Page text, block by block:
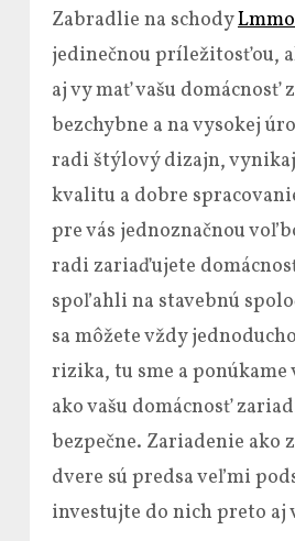
Zabradlie na schody
jedinečnou príležitosťou,
aj vy mať vašu domácnosť
bezchybne a na vysokej
radi štýlový dizajn,
kvalitu a dobre
pre vás jednoznačnou
radi zariaďujete
spoľahli na stavebnú
sa môžete vždy
rizika, tu sme a ponúkame
ako vašu domácnosť
bezpečne. Zariadenie ako
dvere sú predsa veľmi
investujte do nich preto aj